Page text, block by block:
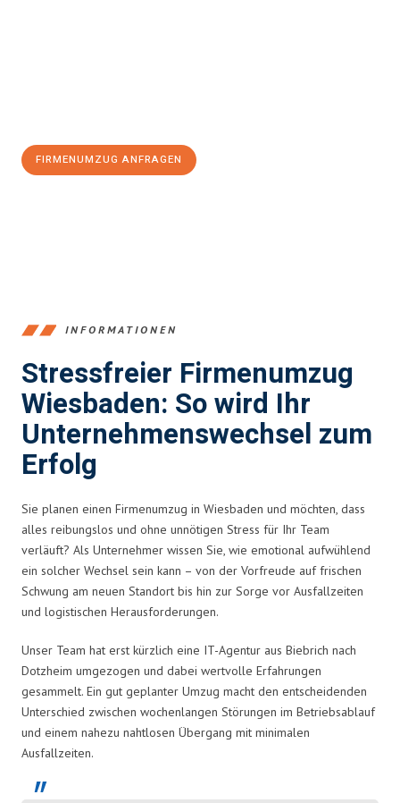
FIRMENUMZUG ANFRAGEN
INFORMATIONEN
Stressfreier Firmenumzug
Wiesbaden: So wird Ihr
Unternehmenswechsel zum
Erfolg
Sie planen einen Firmenumzug in Wiesbaden und möchten, dass
alles reibungslos und ohne unnötigen Stress für Ihr Team
verläuft? Als Unternehmer wissen Sie, wie emotional aufwühlend
ein solcher Wechsel sein kann – von der Vorfreude auf frischen
Schwung am neuen Standort bis hin zur Sorge vor Ausfallzeiten
und logistischen Herausforderungen.
Unser Team hat erst kürzlich eine IT-Agentur aus Biebrich nach
Dotzheim umgezogen und dabei wertvolle Erfahrungen
gesammelt. Ein gut geplanter Umzug macht den entscheidenden
Unterschied zwischen wochenlangen Störungen im Betriebsablauf
und einem nahezu nahtlosen Übergang mit minimalen
Ausfallzeiten.